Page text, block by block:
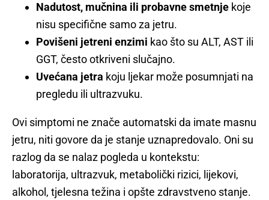
Nadutost, mučnina ili probavne smetnje koje
nisu specifične samo za jetru.
Povišeni jetreni enzimi kao što su ALT, AST ili
GGT, često otkriveni slučajno.
Uvećana jetra koju ljekar može posumnjati na
pregledu ili ultrazvuku.
Ovi simptomi ne znače automatski da imate masnu
jetru, niti govore da je stanje uznapredovalo. Oni su
razlog da se nalaz pogleda u kontekstu:
laboratorija, ultrazvuk, metabolički rizici, lijekovi,
alkohol, tjelesna težina i opšte zdravstveno stanje.